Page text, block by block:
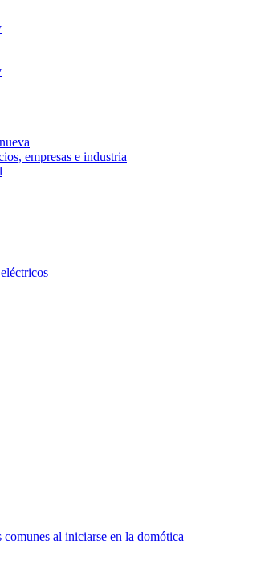
empresas e industria